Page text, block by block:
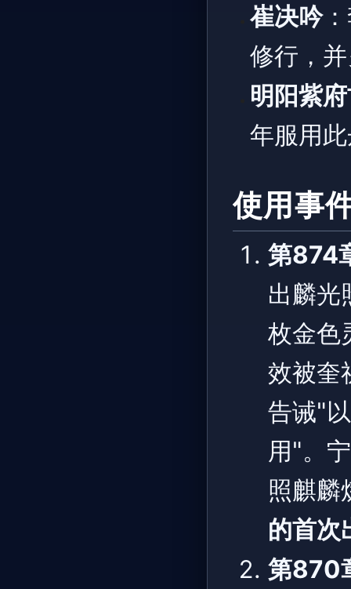
崔决吟
修行，
明阳紫
年服用
使用事
第874
出麟
枚金色
效被奎
告诫"
用"。
照麒麟
的首次
第870